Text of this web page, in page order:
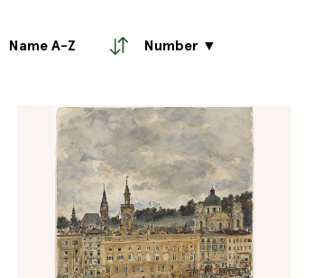
Name A-Z Number ▼